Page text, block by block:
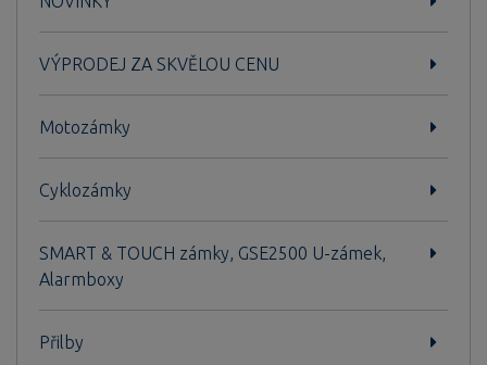
VÝPRODEJ ZA SKVĚLOU CENU
Motozámky
Cyklozámky
SMART & TOUCH zámky, GSE2500 U-zámek,
Alarmboxy
Přilby